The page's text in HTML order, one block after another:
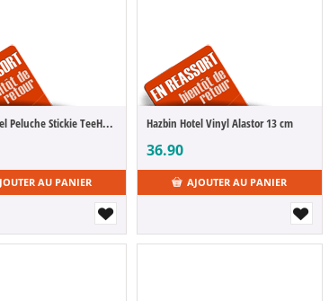
Hazbin Hotel Peluche Stickie TeeHee Egg Boi 15 cm
AU PANIER
Hazbin Hotel Vinyl Alastor 13 cm
36.90
AJOUTER AU PANIER